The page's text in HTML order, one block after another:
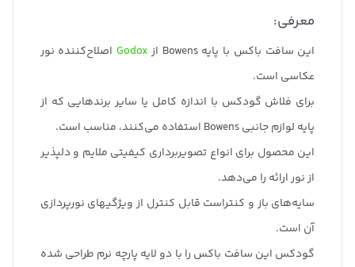
معرفی:
این سافت باکس با پایه Bowens از Godoxاصلاح‌کننده‌ نور
عکاسی است.
برای فلاش گودکس با اندازه کامل یا سایر برندهایی که از
پایه لوازم جانبی Bowens استفاده می‌کنند، مناسب است.
این محصول برای انواع تصویربرداری کیفیتی ملایم و دلپذیر
از نور ارائه را می‌دهد.
سایه‌های باز و کنتراست قابل کنترل از ویژگیهای نورپردازی
آن است.
گودکس این سافت باکس را با دو لایه پارچه نرم طراحی شده